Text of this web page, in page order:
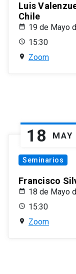
Luis
Chile
19 de Mayo
15:30
Zoom
18 MAY
Seminarios
Francisco
18 de Mayo
15:30
Zoom